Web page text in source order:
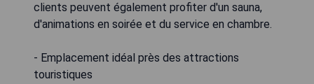
clients peuvent également profiter d'un sauna,
d'animations en soirée et du service en chambre.
- Emplacement idéal près des attractions
touristiques